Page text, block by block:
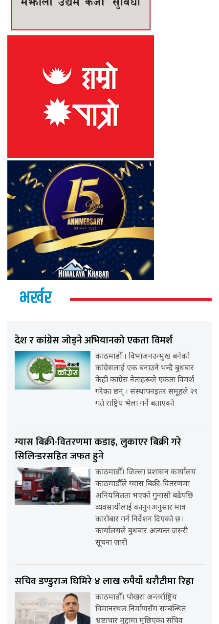
भर्खर
देश र कांग्रेस जोड्ने अभियानको एकता विमर्श
काठमाडौँ । विभाजनउन्मुख बनेको
कांग्रेसलाई एक बनाउने भन्दै बुधबार
केही कांग्रेस नेताहरूले एकता विमर्श
गरेका छन् । संस्थापनइतर समूहले २९
गते राष्ट्रिय भेला गर्ने बताएको
ग्यास बिक्री-वितरणमा कडाइ, लुकाएर बिक्री गरे
सिलिन्डरसहित जफत हुने
काठमाडौँ। जिल्ला प्रशासन कार्यालय
काठमाडौँले ग्यास बिक्री-वितरणमा
अनियमितता भएको गुनासो बढेपछि
व्यवसायीलाई कानुनअनुसार मात्र
कारोबार गर्न निर्देशन दिएको छ।
कार्यालयले बुधबार अत्यन्त जरुरी
सूचना जारी
सचिव डण्डुराज घिमिरे ४ लाख रुपैयाँ धरौटीमा रिहा
काठमाडौँ। पोखरा अन्तर्राष्ट्रिय
विमानस्थल निर्माणसँग सम्बन्धित
भ्रष्टाचार मुद्दामा मुछिएका सचिव